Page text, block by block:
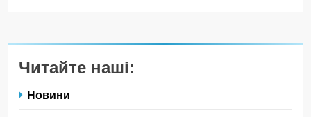
Читайте наші:
Новини